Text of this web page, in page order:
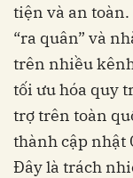
tiện và an
“ra quân” và
trên nhiều
tối ưu hóa quy
trợ trên toàn
thành cập nhật
Đây là trách